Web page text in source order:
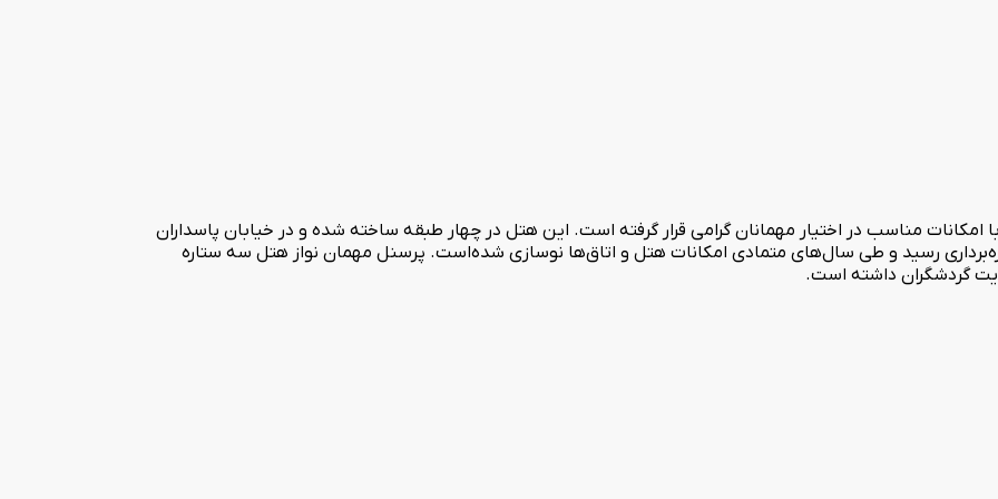
مجموعا 76 واحد اقامتی است که با امکانات مناسب در اختیار مهمانان گرامی قرار گرفته است. این هتل در چهار طبقه ساخته شده و در خیابان پاسداران
رسید و طی سال‌های متمادی امکانات هتل و اتاق‌ها نوسازی شده‌است. پرسنل مهمان نواز هتل سه ستاره
گردشگران داشته است.